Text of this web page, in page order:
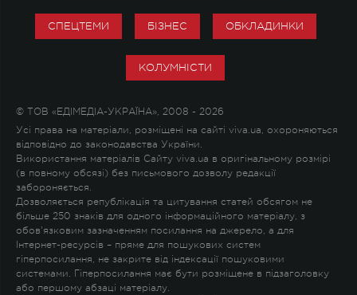
СПЕЦТЕМИ БІЗНЕС ОБКЛАДИНКИ
КОЛУМНІСТИ
© ТОВ «ЕДІМЕДІА-УКРАЇНА», 2008 - 2026
Усі права на матеріали, розміщені на сайті viva.ua, охороняються
відповідно до законодавства України.
Використання матеріалів Сайту viva.ua в оригінальному розмірі
(в повному обсязі) без письмового дозволу редакції
забороняється.
Дозволяється републікація та цитування статей обсягом не
більше 250 знаків для одного інформаційного матеріалу, з
обов'язковим зазначенням посилання на джерело, а для
Інтернет-ресурсів – пряме для пошукових систем
гіперпосилання, не закрите від індексації пошуковими
системами. Гіперпосилання має бути розміщене в підзаголовку
або першому абзаці матеріалу.